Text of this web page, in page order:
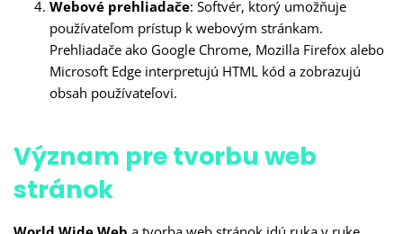
Webové prehliadače: Softvér, ktorý umožňuje
používateľom prístup k webovým stránkam.
Prehliadače ako Google Chrome, Mozilla Firefox alebo
Microsoft Edge interpretujú HTML kód a zobrazujú
obsah používateľovi.
Význam pre tvorbu web
stránok